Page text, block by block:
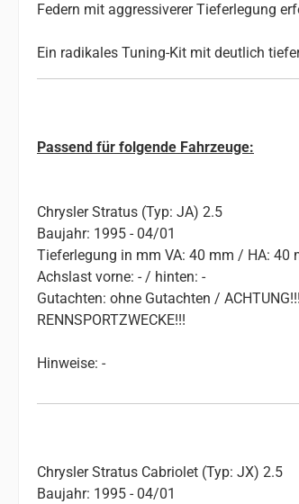
Federn mit aggressiverer Tieferlegung
Ein radikales Tuning-Kit mit deutlich
Passend für folgende Fahrzeuge:
Chrysler Stratus (Typ: JA) 2.5
Baujahr: 1995 - 04/01
Tieferlegung in mm VA: 40 mm / HA: 40
Achslast vorne: - / hinten: -
Gutachten: ohne Gutachten /
RENNSPORTZWECKE!!!
Hinweise: -
Chrysler Stratus Cabriolet (Typ: JX) 2.5
Baujahr: 1995 - 04/01